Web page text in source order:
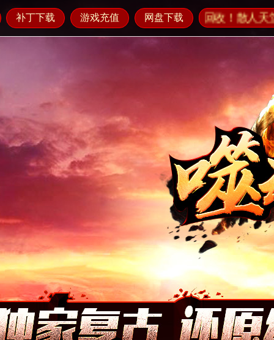
补丁下载 游戏充值 网盘下载
大米回收元宝！装备保底回收！散人天堂！打金天堂